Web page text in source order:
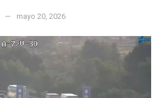
mayo 20, 2026